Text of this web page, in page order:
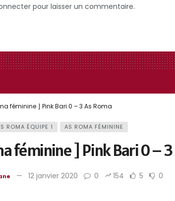
pour laisser un commentaire.
féminine ] Pink Bari 0 – 3 As Roma
ROMA ÉQUIPE 1 AS ROMA FÉMININE
féminine ] Pink Bari 0 –
12 janvier 2020 0 154 5 0